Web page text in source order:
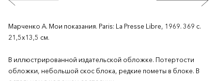
Марченко А. Мои показания. Paris: La Presse Libre, 1969. 369 с.
21,5х13,5 см.
В иллюстрированной издательской обложке. Потертости
обложки, небольшой скос блока, редкие пометы в блоке. В